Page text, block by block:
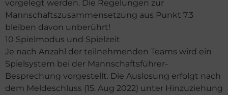
vorgelegt werden. Die Regelungen zur
Mannschaftszusammensetzung aus Punkt 7.3
bleiben davon unberührt!
10 Spielmodus und Spielzeit
Je nach Anzahl der teilnehmenden Teams wird ein
Spielsystem bei der Mannschaftsführer-
Besprechung vorgestellt. Die Auslosung erfolgt nach
dem Meldeschluss (15. Aug 2022) unter Hinzuziehung